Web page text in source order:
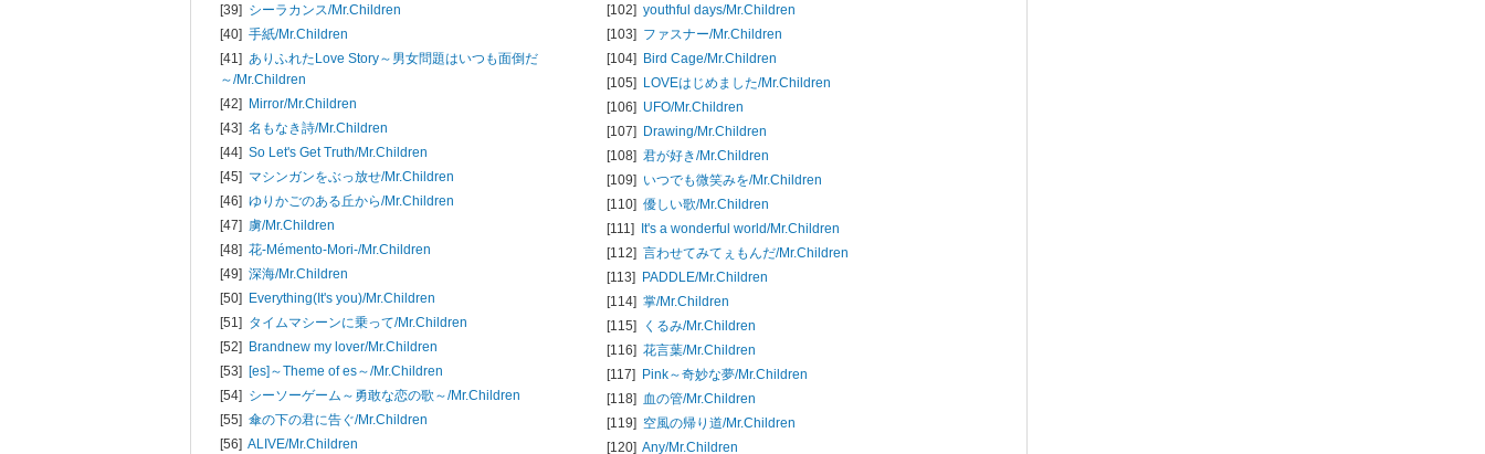
[39] シーラカンス/Mr.Children
[40] 手紙/Mr.Children
[41] ありふれたLove Story～男女問題はいつも面倒だ
～/Mr.Children
[42] Mirror/Mr.Children
[43] 名もなき詩/Mr.Children
[44] So Let's Get Truth/Mr.Children
[45] マシンガンをぶっ放せ/Mr.Children
[46] ゆりかごのある丘から/Mr.Children
[47] 虜/Mr.Children
[48] 花-Mémento-Mori-/Mr.Children
[49] 深海/Mr.Children
[50] Everything(It's you)/Mr.Children
[51] タイムマシーンに乗って/Mr.Children
[52] Brandnew my lover/Mr.Children
[53] [es]～Theme of es～/Mr.Children
[54] シーソーゲーム～勇敢な恋の歌～/Mr.Children
[55] 傘の下の君に告ぐ/Mr.Children
[56] ALIVE/Mr.Children
[102] youthful days/Mr.Children
[103] ファスナー/Mr.Children
[104] Bird Cage/Mr.Children
[105] LOVEはじめました/Mr.Children
[106] UFO/Mr.Children
[107] Drawing/Mr.Children
[108] 君が好き/Mr.Children
[109] いつでも微笑みを/Mr.Children
[110] 優しい歌/Mr.Children
[111] It's a wonderful world/Mr.Children
[112] 言わせてみてぇもんだ/Mr.Children
[113] PADDLE/Mr.Children
[114] 掌/Mr.Children
[115]
くるみ/Mr.Children
[116] 花言葉/Mr.Children
[117] Pink～奇妙な夢/Mr.Children
[118] 血の管/Mr.Children
[119] 空風の帰り道/Mr.Children
[120] Any/Mr.Children